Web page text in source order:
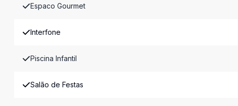
Espaco Gourmet
Interfone
Piscina Infantil
Salão de Festas